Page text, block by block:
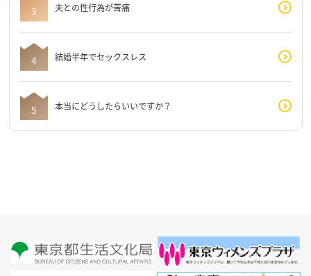
夫との性行為が苦痛
結婚半年でセックスレス
本当にどうしたらいいですか？